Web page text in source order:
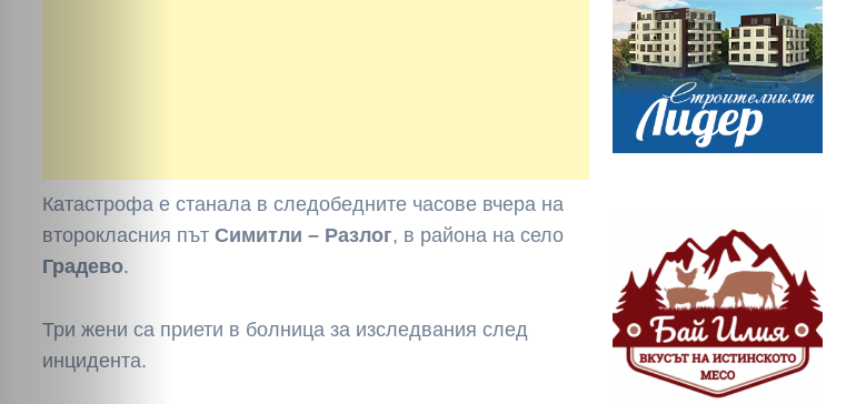
Катастрофа е станала в следобедните часове вчера на
второкласния пътСимитли – Разлог, в района на село
Градево.
Три жени са приети в болница за изследвания след
инцидента.